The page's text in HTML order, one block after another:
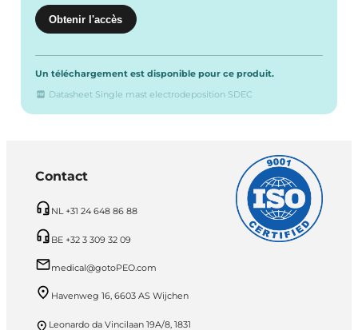
Un téléchargement est disponible pour ce produit.
Datasheet Single mast electrodeposition SDEC
Contact
NL +31 24 648 86 88
BE +32 3 309 32 09
medical@gotoPEO.com
Havenweg 16, 6603 AS Wijchen
Leonardo da Vincilaan 19A/8, 1831